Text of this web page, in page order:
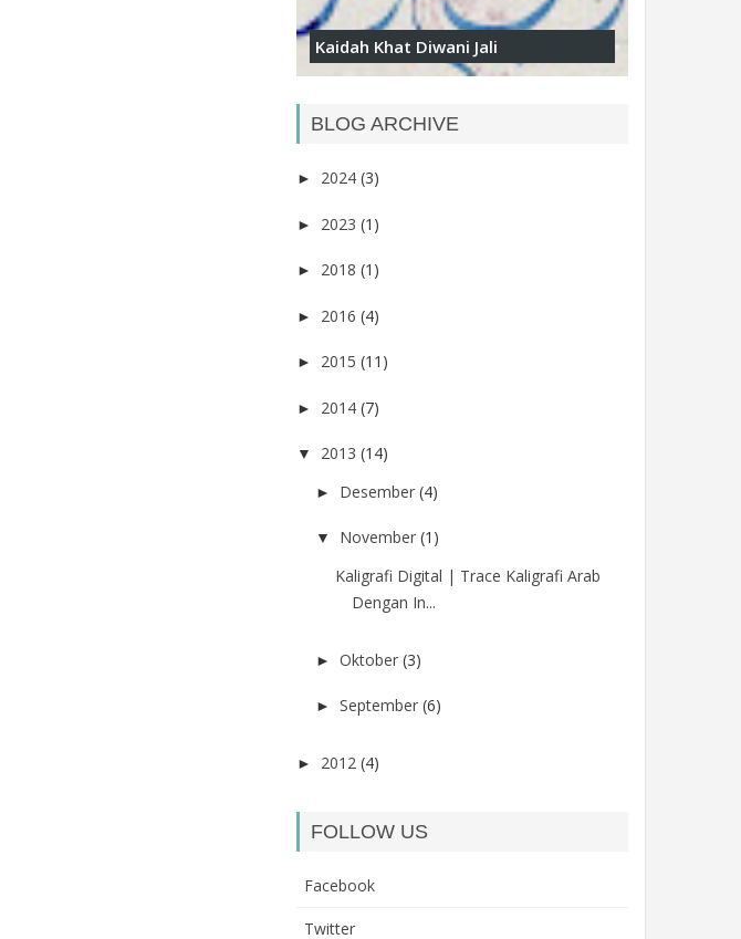
Kaidah Khat Diwani Jali
BLOG ARCHIVE
► 2024 (3)
► 2023 (1)
► 2018 (1)
► 2016 (4)
► 2015 (11)
► 2014 (7)
▼ 2013 (14)
► Desember (4)
▼ November (1)
Kaligrafi Digital | Trace Kaligrafi Arab
Dengan In...
► Oktober (3)
► September (6)
► 2012 (4)
FOLLOW US
Facebook
Twitter